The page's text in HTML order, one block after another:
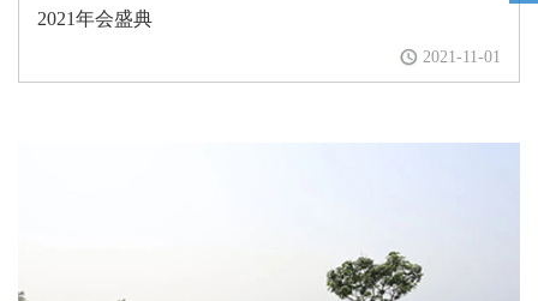
2021年会盛典
2021-11-01